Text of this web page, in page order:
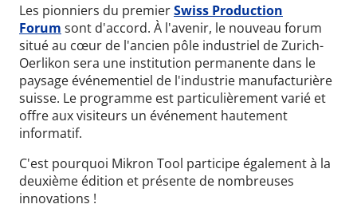
Les pionniers du premierSwiss Production
Forum sont d'accord. À l'avenir, le nouveau forum
situé au cœur de l'ancien pôle industriel de Zurich-
Oerlikon sera une institution permanente dans le
paysage événementiel de l'industrie manufacturière
suisse. Le programme est particulièrement varié et
offre aux visiteurs un événement hautement
informatif.
C'est pourquoi Mikron Tool participe également à la
deuxième édition et présente de nombreuses
innovations !